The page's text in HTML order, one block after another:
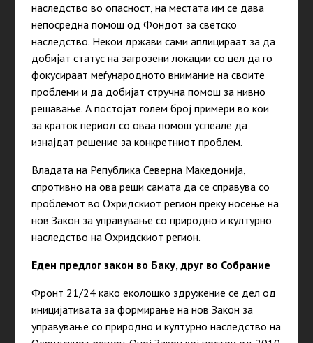
наследство во опасност, на местата им се дава
непосредна помош од Фондот за светско
наследство. Некои држави сами аплицираат за да
добијат статус на загрозени локации со цел да го
фокусираат меѓународното внимание на своите
проблеми и да добијат стручна помош за нивно
решавање. А постојат голем број примери во кои
за краток период со оваа помош успеале да
изнајдат решение за конкретниот проблем.
Владата на Република Северна Македонија,
спротивно на ова реши самата да се справува со
проблемот во Охридскиот регион преку носење на
нов Закон за управување со природно и културно
наследство на Охридскиот регион.
Еден предлог закон во Баку, друг во Собрание
Фронт 21/24 како еколошко здружение се дел од
иницијативата за формирање на нов Закон за
управување со природно и културно наследство на